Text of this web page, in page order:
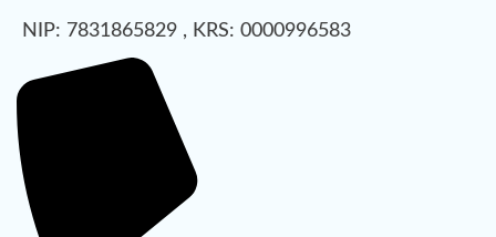
NIP: 7831865829 , KRS: 0000996583